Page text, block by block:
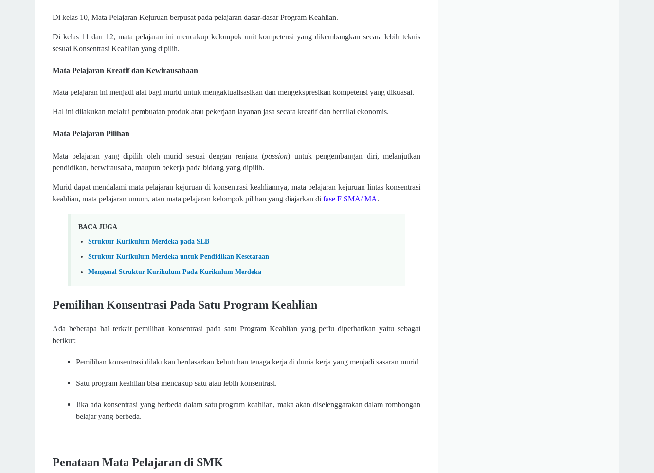
Di kelas 10, Mata Pelajaran Kejuruan berpusat pada pelajaran dasar-dasar Program Keahlian.
Di kelas 11 dan 12, mata pelajaran ini mencakup kelompok unit kompetensi yang dikembangkan secara lebih teknis
sesuai Konsentrasi Keahlian yang dipilih.
Mata Pelajaran Kreatif dan Kewirausahaan
Mata pelajaran ini menjadi alat bagi murid untuk mengaktualisasikan dan mengekspresikan kompetensi yang dikuasai.
Hal ini dilakukan melalui pembuatan produk atau pekerjaan layanan jasa secara kreatif dan bernilai ekonomis.
Mata Pelajaran Pilihan
Mata pelajaran yang dipilih oleh murid sesuai dengan renjana (passion) untuk pengembangan diri, melanjutkan
pendidikan, berwirausaha, maupun bekerja pada bidang yang dipilih.
Murid dapat mendalami mata pelajaran kejuruan di konsentrasi keahliannya, mata pelajaran kejuruan lintas konsentrasi
keahlian, mata pelajaran umum, atau mata pelajaran kelompok pilihan yang diajarkan di fase F SMA/ MA.
BACA JUGA
Struktur Kurikulum Merdeka pada SLB
Struktur Kurikulum Merdeka untuk Pendidikan Kesetaraan
Mengenal Struktur Kurikulum Pada Kurikulum Merdeka
Pemilihan Konsentrasi Pada Satu Program Keahlian
Ada beberapa hal terkait pemilihan konsentrasi pada satu Program Keahlian yang perlu diperhatikan yaitu sebagai
berikut:
Pemilihan konsentrasi dilakukan berdasarkan kebutuhan tenaga kerja di dunia kerja yang menjadi sasaran murid.
Satu program keahlian bisa mencakup satu atau lebih konsentrasi.
Jika ada konsentrasi yang berbeda dalam satu program keahlian, maka akan diselenggarakan dalam rombongan
belajar yang berbeda.
Penataan Mata Pelajaran di SMK